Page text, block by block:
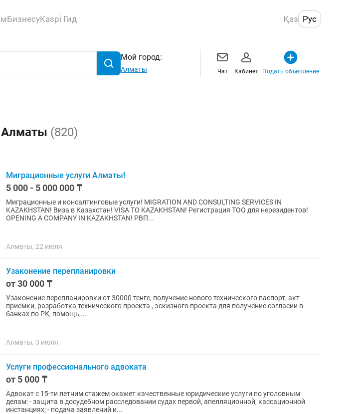
БизнесуKaspi Гид Қаз Рус
Мой город:
Алматы Чат Кабинет Подать объявление
Алматы (820)
Миграционные услуги Алматы!
5 000 - 5 000 000 ₸
Миграционные и консалтинговые услуги! MIGRATION AND CONSULTING SERVICES IN
KAZAKHSTAN! Виза в Казахстан! VISA TO KAZAKHSTAN! Регистрация ТОО для нерезидентов!
OPENING A COMPANY IN KAZAKHSTAN! РВП...
Алматы, 22 июля
Узаконение перепланировки
от 30 000 ₸
Узаконение перепланировки от 30000 тенге, получение нового технического паспорт, акт
приемки, разработка технического проекта , эскизного проекта для получение согласии в
банках по РК, помощь,...
Алматы, 3 июля
Услуги профессионального адвоката
от 5 000 ₸
Адвокат с 15-ти летним стажем окажет качественные юридические услуги по уголовным
делам: - защита в досудебном расследовании судах первой, апелляционной, кассационной
инстанциях; - подача заявлений и...